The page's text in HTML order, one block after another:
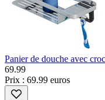
Panier de douche avec
69.99
Prix : 69.99 euros